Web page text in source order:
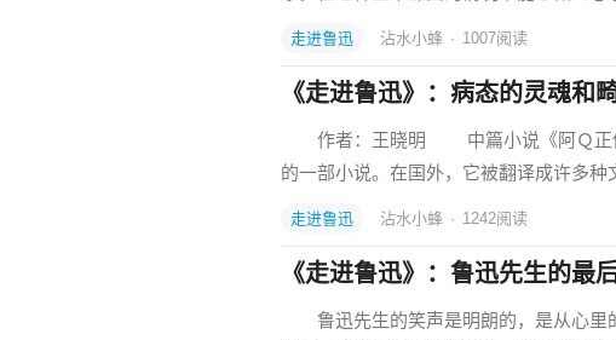
走进鲁迅 沾水小蜂 · 1007阅读
《走进鲁迅》：病态的灵魂
作者：王晓明 中篇小说《阿Ｑ正传
的一部小说。在国外，它被翻译成许多
走进鲁迅 沾水小蜂 · 1242阅读
《走进鲁迅》：鲁迅先生的最
鲁迅先生的笑声是明朗的，是从心里